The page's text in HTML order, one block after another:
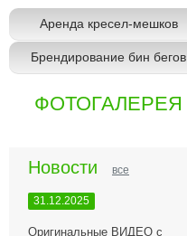
Аренда кресел-мешков
Брендирование бин бегов
ФОТОГАЛЕРЕЯ
Новости все
31.12.2025
Оригинальные ВИДЕО с